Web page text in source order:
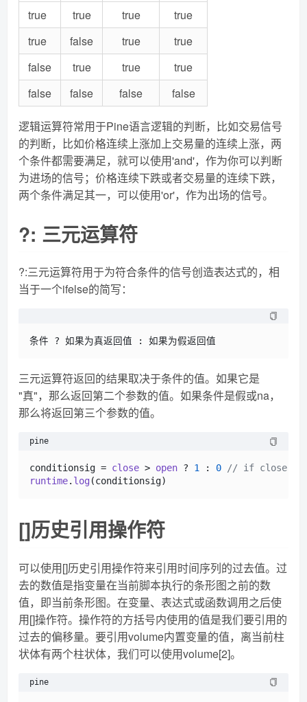
true
true true
true
true
false true
true
false
true true
true
false
false false false
逻辑运算符常用于Pine语言逻辑的判断，比如交易信号
的判断，比如价格连续上涨加上交易量的连续上涨，两
个条件都需要满足，就可以使用'and'，作为你可以判断
为进场的信号；价格连续下跌或者交易量的连续下跌，
两个条件满足其一，可以使用'or'，作为出场的信号。
?: 三元运算符
?:三元运算符用于为符合条件的信号创造表达式的，相
当于一个ifelse的简写：
三元运算符返回的结果取决于条件的值。如果它是
"真"，那么返回第二个参数的值。如果条件是假或na，
那么将返回第三个参数的值。
pine
conditionsig = close > open ? 1 : 0 // if close >
runtime. log
[]历史引用操作符
可以使用[]历史引用操作符来引用时间序列的过去值。过
去的数值是指变量在当前脚本执行的条形图之前的数
值，即当前条形图。在变量、表达式或函数调用之后使
用[]操作符。操作符的方括号内使用的值是我们要引用的
过去的偏移量。要引用volume内置变量的值，离当前柱
状体有两个柱状体，我们可以使用volume[2]。
pine